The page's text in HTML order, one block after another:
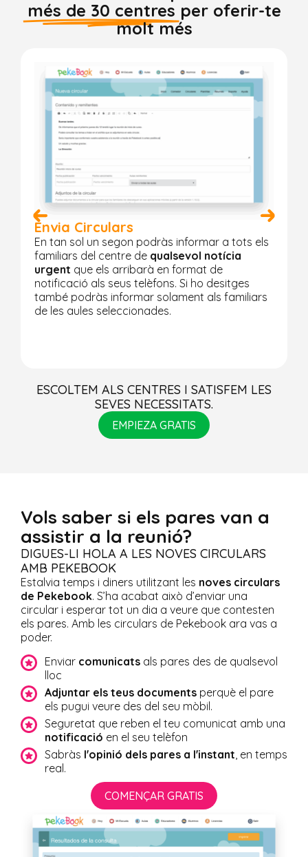
més de 30 centres per oferir-te
molt més
Envia Circulars
En tan sol un segon podràs informar a tots els
familiars del centre de qualsevol notícia
urgent que els arribarà en format de
notificació als seus telèfons. Si ho desitges
també podràs informar solament als familiars
de les aules seleccionades.
ESCOLTEM ALS CENTRES I SATISFEM LES
SEVES NECESSITATS.
EMPIEZA GRATIS
Vols saber si els pares van a
assistir a la reunió?
DIGUES-LI HOLA A LES NOVES CIRCULARS
AMB PEKEBOOK
Estalvia temps i diners utilitzant les noves circulars
de Pekebook. S’ha acabat això d’enviar una
circular i esperar tot un dia a veure que contesten
els pares. Amb les circulars de Pekebook ara vas a
poder.
Enviar comunicats als pares des de qualsevol
lloc
Adjuntar els teus documents perquè el pare
els pugui veure des del seu mòbil.
Seguretat que reben el teu comunicat amb una
notificació en el seu telèfon
Sabràs l'opinió dels pares a l'instant , en temps
real.
COMENÇAR GRATIS